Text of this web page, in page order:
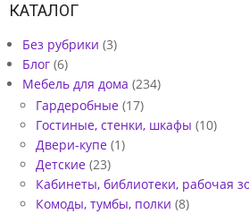
КАТАЛОГ
Без рубрики (3)
Блог (6)
Мебель для дома (234)
Гардеробные (17)
Гостиные, стенки, шкафы (10)
Двери-купе (1)
Детские (23)
Кабинеты, библиотеки, рабочая
Комоды, тумбы, полки (8)